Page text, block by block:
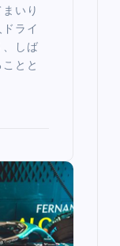
いり
ライ
しば
とと